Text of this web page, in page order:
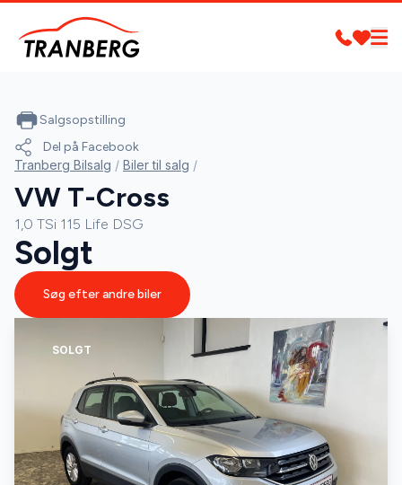
SOLGT
Salgsopstilling
Del på Facebook
Tranberg Bilsalg / Biler til salg /
VW T-Cross
1,0 TSi 115 Life DSG
Solgt
Søg efter andre biler